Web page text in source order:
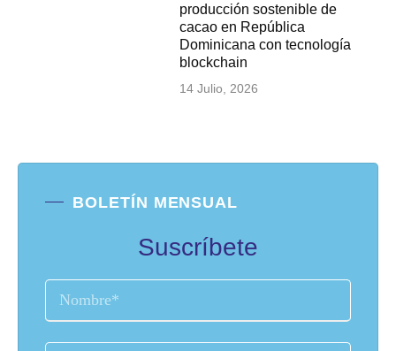
producción sostenible de
cacao en República
Dominicana con tecnología
blockchain
14 Julio, 2026
BOLETÍN MENSUAL
Suscríbete